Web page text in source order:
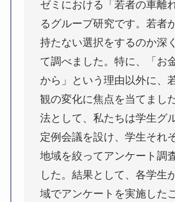
ゼミにおける「若者の車離
るグループ研究です。若者
持たない選択をするのか深
て調べました。特に、「お
から」という理由以外に、
観の変化に焦点を当てまし
法として、私たちは学生グ
定例会議を設け、学生それ
地域を絞ってアンケート調
した。結果として、各学生
域でアンケートを実施した